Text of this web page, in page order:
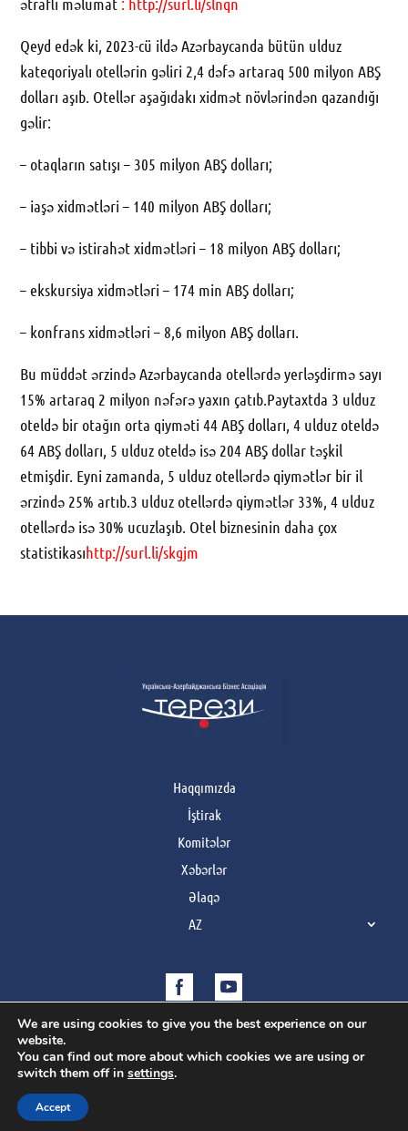
ətraflı məlumat : http://surl.li/slnqn
Qeyd edək ki, 2023-cü ildə Azərbaycanda bütün ulduz
kateqoriyalı otellərin gəliri 2,4 dəfə artaraq 500 milyon ABŞ
dolları aşıb. Otellər aşağıdakı xidmət növlərindən qazandığı
gəlir:
– otaqların satışı – 305 milyon ABŞ dolları;
– iaşə xidmətləri – 140 milyon ABŞ dolları;
– tibbi və istirahət xidmətləri – 18 milyon ABŞ dolları;
– ekskursiya xidmətləri – 174 min ABŞ dolları;
– konfrans xidmətləri – 8,6 milyon ABŞ dolları.
Bu müddət ərzində Azərbaycanda otellərdə yerləşdirmə sayı
15% artaraq 2 milyon nəfərə yaxın çatıb.Paytaxtda 3 ulduz
oteldə bir otağın orta qiyməti 44 ABŞ dolları, 4 ulduz oteldə
64 ABŞ dolları, 5 ulduz oteldə isə 204 ABŞ dollar təşkil
etmişdir. Eyni zamanda, 5 ulduz otellərdə qiymətlər bir il
ərzində 25% artıb.3 ulduz otellərdə qiymətlər 33%, 4 ulduz
otellərdə isə 30% ucuzlaşıb. Otel biznesinin daha çox
statistikasıhttp://surl.li/skgjm
Haqqımızda
İştirak
Komitələr
Xəbərlər
Əlaqə
AZ
Copyright © 2021 | Усі права захищено
We are using cookies to give you the best experience on our
website.
You can find out more about which cookies we are using or
switch them off in settings.
Accept